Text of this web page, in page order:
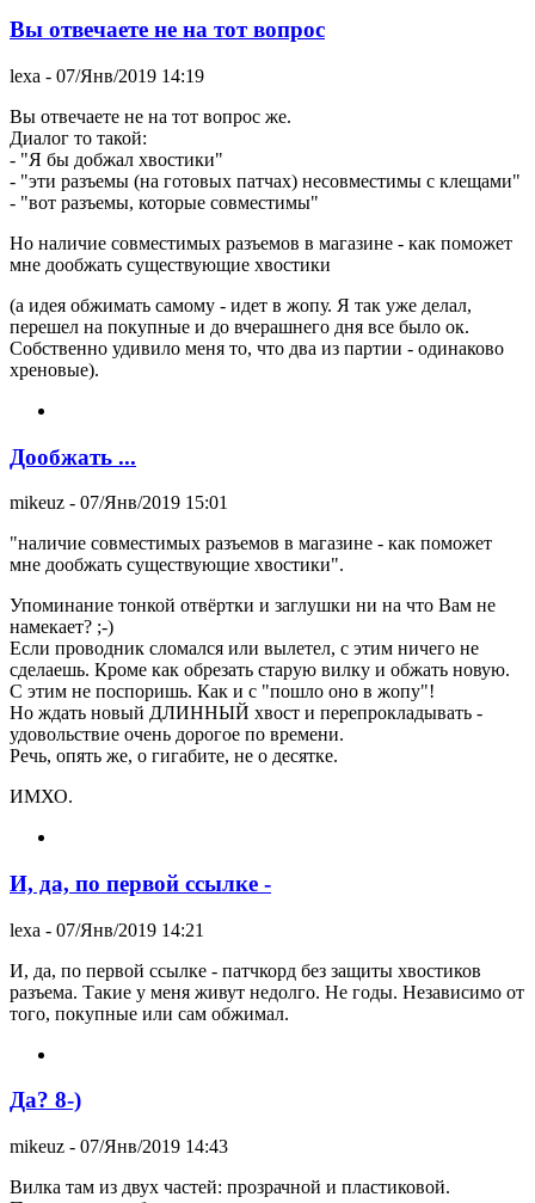
Вы отвечаете не на тот вопрос
lexa - 07/Янв/2019 14:19
Вы отвечаете не на тот вопрос же.
Диалог то такой:
- "Я бы добжал хвостики"
- "эти разъемы (на готовых патчах) несовместимы с клещами"
- "вот разъемы, которые совместимы"
Но наличие совместимых разъемов в магазине - как поможет
мне дообжать существующие хвостики
(а идея обжимать самому - идет в жопу. Я так уже делал,
перешел на покупные и до вчерашнего дня все было ок.
Собственно удивило меня то, что два из партии - одинаково
хреновые).
Дообжать ...
mikeuz - 07/Янв/2019 15:01
"наличие совместимых разъемов в магазине - как поможет
мне дообжать существующие хвостики".
Упоминание тонкой отвёртки и заглушки ни на что Вам не
намекает? ;-)
Если проводник сломался или вылетел, с этим ничего не
сделаешь. Кроме как обрезать старую вилку и обжать новую.
С этим не поспоришь. Как и с "пошло оно в жопу"!
Но ждать новый ДЛИННЫЙ хвост и перепрокладывать -
удовольствие очень дорогое по времени.
Речь, опять же, о гигабите, не о десятке.
ИМХО.
И, да, по первой ссылке -
lexa - 07/Янв/2019 14:21
И, да, по первой ссылке - патчкорд без защиты хвостиков
разъема. Такие у меня живут недолго. Не годы. Независимо от
того, покупные или сам обжимал.
Да? 8-)
mikeuz - 07/Янв/2019 14:43
Вилка там из двух частей: прозрачной и пластиковой.